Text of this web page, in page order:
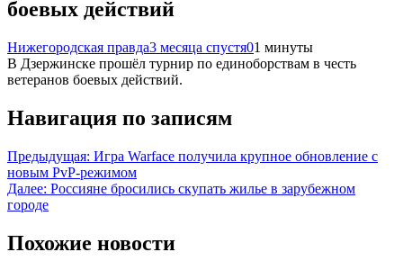
боевых действий
Нижегородская правда3 месяца спустя01 минуты
В Дзержинске прошёл турнир по единоборствам в честь
ветеранов боевых действий.
Навигация по записям
Предыдущая: Игра Warface получила крупное обновление с
новым PvP-режимом
Далее: Россияне бросились скупать жилье в зарубежном
городе
Похожие новости